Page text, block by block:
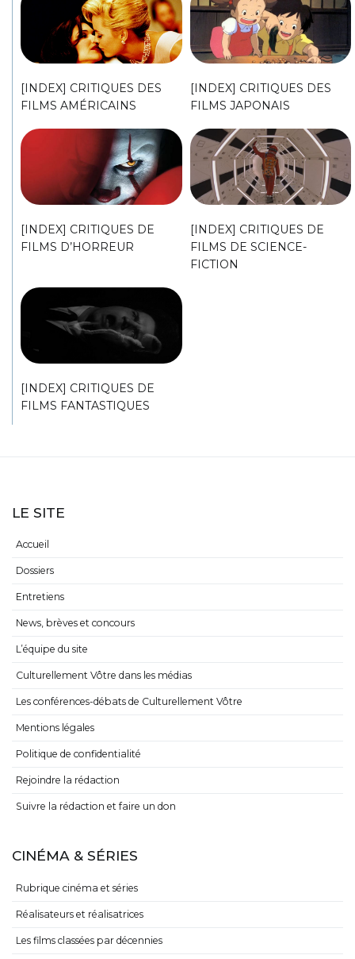
[INDEX] CRITIQUES DES
FILMS AMÉRICAINS
[INDEX] CRITIQUES DES
FILMS JAPONAIS
[INDEX] CRITIQUES DE
FILMS D’HORREUR
[INDEX] CRITIQUES DE
FILMS DE SCIENCE-
FICTION
[INDEX] CRITIQUES DE
FILMS FANTASTIQUES
LE SITE
Accueil
Dossiers
Entretiens
News, brèves et concours
L’équipe du site
Culturellement Vôtre dans les médias
Les conférences-débats de Culturellement Vôtre
Mentions légales
Politique de confidentialité
Rejoindre la rédaction
Suivre la rédaction et faire un don
CINÉMA & SÉRIES
Rubrique cinéma et séries
Réalisateurs et réalisatrices
Les films classées par décennies